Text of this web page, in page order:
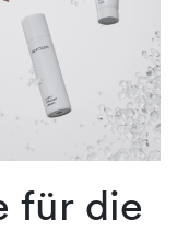
für die